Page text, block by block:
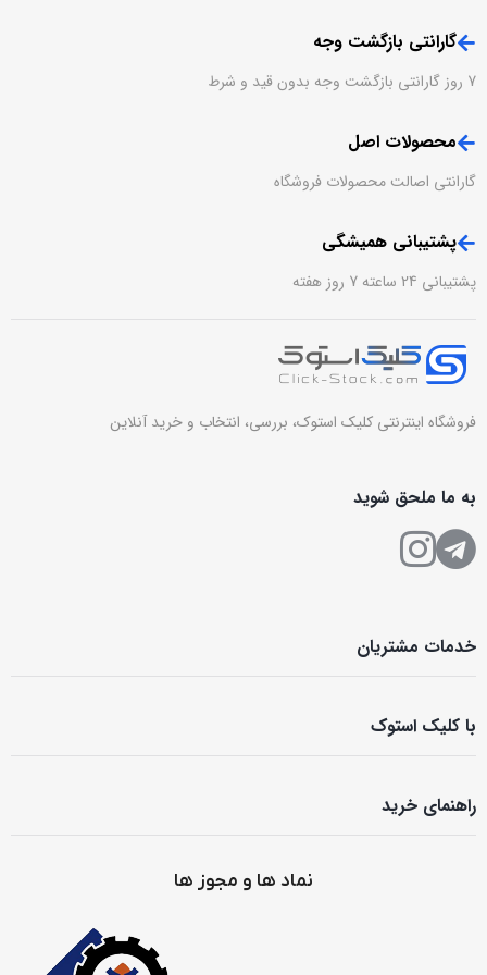
گارانتی بازگشت وجه
7 روز گارانتی بازگشت وجه بدون قید و شرط
محصولات اصل
گارانتی اصالت محصولات فروشگاه
پشتیبانی همیشگی
پشتیبانی 24 ساعته 7 روز هفته
فروشگاه اینترنتی کلیک استوک، بررسی، انتخاب و خرید آنلاین
به ما ملحق شوید
خدمات مشتریان
با کلیک استوک
راهنمای خرید
نماد ها و مجوز ها